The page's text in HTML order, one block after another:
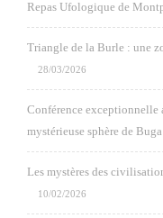
Repas Ufologique de
Triangle de la Burle : une
28/03/2026
Conférence exceptionnelle
mystérieuse sphère de Buga
Les mystères des
10/02/2026